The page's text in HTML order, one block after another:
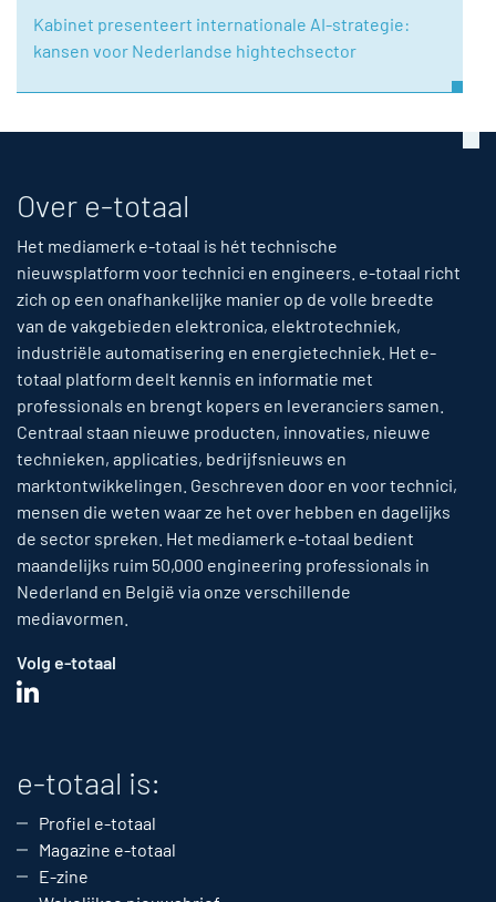
Kabinet presenteert internationale AI-strategie:
kansen voor Nederlandse hightechsector
Over e-totaal
Het mediamerk e-totaal is hét technische
nieuwsplatform voor technici en engineers. e-totaal richt
zich op een onafhankelijke manier op de volle breedte
van de vakgebieden elektronica, elektrotechniek,
industriële automatisering en energietechniek. Het e-
totaal platform deelt kennis en informatie met
professionals en brengt kopers en leveranciers samen.
Centraal staan nieuwe producten, innovaties, nieuwe
technieken, applicaties, bedrijfsnieuws en
marktontwikkelingen. Geschreven door en voor technici,
mensen die weten waar ze het over hebben en dagelijks
de sector spreken. Het mediamerk e-totaal bedient
maandelijks ruim 50,000 engineering professionals in
Nederland en België via onze verschillende
mediavormen.
Volg e-totaal
e-totaal is:
Profiel e-totaal
Magazine e-totaal
E-zine